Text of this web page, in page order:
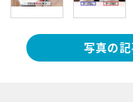
写真の